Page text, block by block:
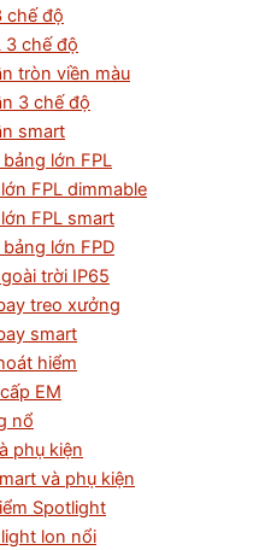
chế độ
3 chế độ
tròn viền màu
3 chế độ
smart
lớn FPL
FPL dimmable
FPL smart
lớn FPD
trời IP65
treo xưởng
smart
hiểm
EM
nổ
phụ kiện
và phụ kiện
Spotlight
lon nổi